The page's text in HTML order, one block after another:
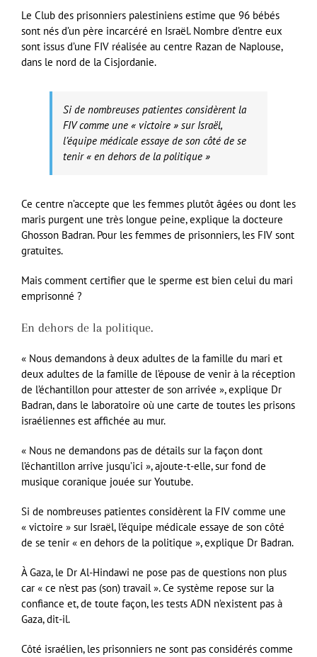
Le Club des prisonniers palestiniens estime que 96 bébés
sont nés d’un père incarcéré en Israël. Nombre d’entre eux
sont issus d’une FIV réalisée au centre Razan de Naplouse,
dans le nord de la Cisjordanie.
Si de nombreuses patientes considèrent la
FIV comme une « victoire » sur Israël,
l’équipe médicale essaye de son côté de se
tenir « en dehors de la politique »
Ce centre n’accepte que les femmes plutôt âgées ou dont les
maris purgent une très longue peine, explique la docteure
Ghosson Badran. Pour les femmes de prisonniers, les FIV sont
gratuites.
Mais comment certifier que le sperme est bien celui du mari
emprisonné ?
En dehors de la politique.
« Nous demandons à deux adultes de la famille du mari et
deux adultes de la famille de l’épouse de venir à la réception
de l’échantillon pour attester de son arrivée », explique Dr
Badran, dans le laboratoire où une carte de toutes les prisons
israéliennes est affichée au mur.
« Nous ne demandons pas de détails sur la façon dont
l’échantillon arrive jusqu’ici », ajoute-t-elle, sur fond de
musique coranique jouée sur Youtube.
Si de nombreuses patientes considèrent la FIV comme une
« victoire » sur Israël, l’équipe médicale essaye de son côté
de se tenir « en dehors de la politique », explique Dr Badran.
À Gaza, le Dr Al-Hindawi ne pose pas de questions non plus
car « ce n’est pas (son) travail ». Ce système repose sur la
confiance et, de toute façon, les tests ADN n’existent pas à
Gaza, dit-il.
Côté israélien, les prisonniers ne sont pas considérés comme